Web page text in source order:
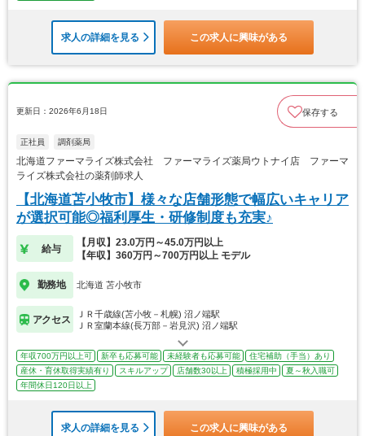
求人の詳細を見る この求人に興味がある
更新日：2026年6月18日 保存する
正社員 調剤薬局
北海道ファーマライズ株式会社 ファーマライズ薬局ウトナイ店 ファーマ
ライズ株式会社の薬剤師求人
【北海道苫小牧市】様々な店舗形態で幅広いキャリア
が選択可能◎福利厚生・研修制度も充実♪
給与
【月収】23.0万円～45.0万円以上
【年収】360万円～700万円以上 モデル
勤務地 北海道 苫小牧市
アクセス
ＪＲ千歳線(苫小牧－札幌) 沼ノ端駅
ＪＲ室蘭本線(長万部－岩見沢) 沼ノ端駅
年収700万円以上可 新卒も応募可能 未経験者も応募可能
住宅補助（手当）あり
産休・育休取得実績有り
スキルアップ 店舗数30以上 積極採用中
夏～秋入職可
年間休日120日以上
求人の詳細を見る この求人に興味がある